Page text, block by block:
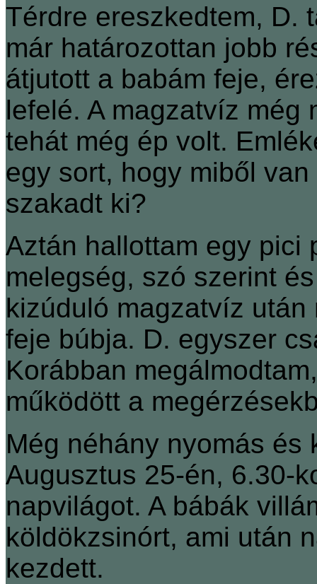
Térdre ereszkedtem, D.
már határozottan jobb
átjutott a babám feje,
lefelé. A magzatvíz még
tehát még ép volt.
egy sort, hogy miből
szakadt ki?
Aztán hallottam egy pici
melegség, szó szerint
kizúduló magzatvíz
feje búbja. D. egyszer
Korábban
működött a
Még néhány nyomás
Augusztus 25-én, 6.30-
napvilágot. A bábák
köldökzsinórt, ami után
kezdett.